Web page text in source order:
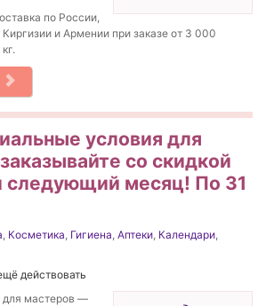
по России,
и Армении при заказе от 3 000
условия для
со скидкой
следующий месяц! По 31
Косметика Гигиена Аптеки Календари
действовать
мастеров —